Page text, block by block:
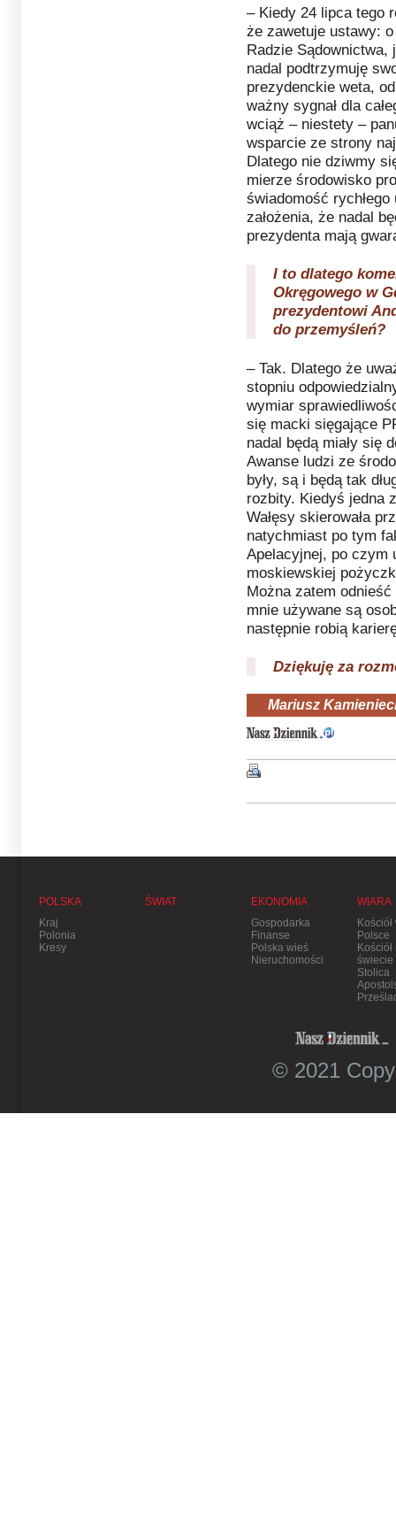
– Kiedy 24 lipca tego
że zawetuje ustawy:
Radzie Sądownictwa,
nadal podtrzymuję
prezydenckie weta,
ważny sygnał dla
wciąż – niestety –
wsparcie ze strony
Dlatego nie dziwmy
mierze środowisko
świadomość
założenia, że nadal
prezydenta mają
I to dlatego
Okręgowego w
prezydentowi
do przemyśleń?
– Tak. Dlatego że
stopniu
wymiar
się macki sięgające
nadal będą miały się
Awanse ludzi ze
były, są i będą tak
rozbity. Kiedyś jedna
Wałęsy skierowała
natychmiast po tym
Apelacyjnej, po czym
moskiewskiej
Można zatem
mnie używane są
następnie robią
Dziękuję za
Mariusz
POLSKA
Kraj
Polonia
Kresy
ŚWIAT
EKONOMIA
Gospodarka
Finanse
Polska wieś
Nieruchomości
WIARA
Kościół
Polsce
Kościół
świecie
Stolica
© 2021